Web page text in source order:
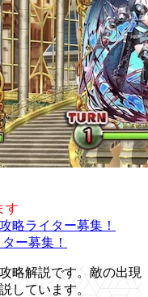
す
略ライター募集！
ー募集！
略解説です。敵の出現
しています。